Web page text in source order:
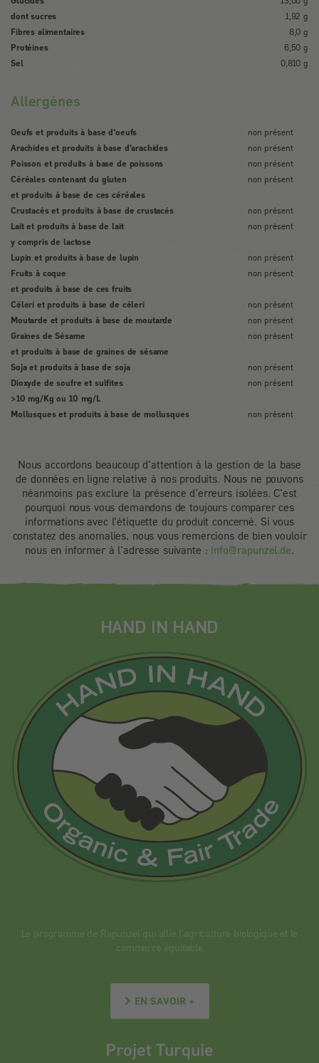
dont sucres
1,92 g
Fibres alimentaires
8,0 g
Protéines
6,50 g
Sel
0,810 g
Allergènes
Oeufs et produits à base d'oeufs
non présent
Arachides et produits à base d'arachides
non présent
Poisson et produits à base de poissons
non présent
Céréales contenant du gluten
et produits à base de ces céréales
non présent
Crustacés et produits à base de crustacés
non présent
Lait et produits à base de lait
y compris de lactose
non présent
Lupin et produits à base de lupin
non présent
Fruits à coque
et produits à base de ces fruits
non présent
Céleri et produits à base de céleri
non présent
Moutarde et produits à base de moutarde
non présent
Graines de Sésame
et produits à base de graines de sésame
non présent
Soja et produits à base de soja
non présent
Dioxyde de soufre et sulfites
>10 mg/Kg ou 10 mg/L
non présent
Mollusques et produits à base de mollusques non présent
Nous accordons beaucoup d'attention à la gestion de la base
de données en ligne relative à nos produits. Nous ne pouvons
néanmoins pas exclure la présence d'erreurs isolées. C'est
pourquoi nous vous demandons de toujours comparer ces
informations avec l'étiquette du produit concerné. Si vous
constatez des anomalies, nous vous remercions de bien vouloir
nous en informer à l'adresse suivante : info@rapunzel.de.
HAND IN HAND
Le programme de Rapunzel qui allie l’agriculture biologique et le
commerce équitable
EN SAVOIR +
Projet Turquie